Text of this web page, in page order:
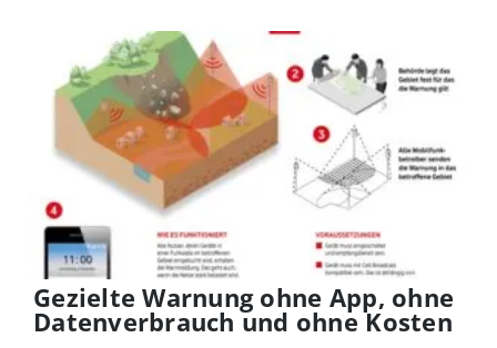
Gezielte Warnung ohne App, ohne
Datenverbrauch und ohne Kosten